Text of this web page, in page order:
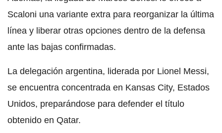
Scaloni una variante extra para reorganizar la última
línea y liberar otras opciones dentro de la defensa
ante las bajas confirmadas.
La delegación argentina, liderada por Lionel Messi,
se encuentra concentrada en Kansas City, Estados
Unidos, preparándose para defender el título
obtenido en Qatar.